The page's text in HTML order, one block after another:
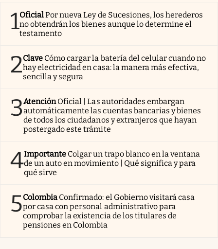
1OficialPor nueva Ley de Sucesiones, los herederos
no obtendrán los bienes aunque lo determine el
testamento
2Clave Cómo cargar la batería del celular cuando no
hay electricidad en casa: la manera más efectiva,
sencilla y segura
3AtenciónOficial | Las autoridades embargan
automáticamente las cuentas bancarias y bienes
de todos los ciudadanos y extranjeros que hayan
postergado este trámite
4Importante Colgar un trapo blanco en la ventana
de un auto en movimiento | Qué significa y para
qué sirve
5Colombia Confirmado: el Gobierno visitará casa
por casa con personal administrativo para
comprobar la existencia de los titulares de
pensiones en Colombia